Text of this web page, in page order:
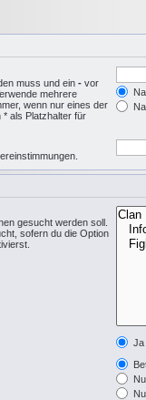
muss und ein - vor
mehrere
wenn nur eines der
als Platzhalter für
gesucht werden soll.
sofern du die Option
Ja